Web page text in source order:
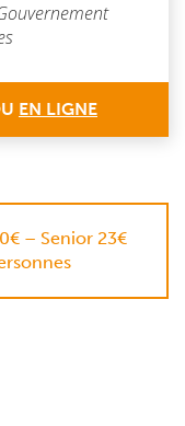
EN LIGNE
– Senior 23€